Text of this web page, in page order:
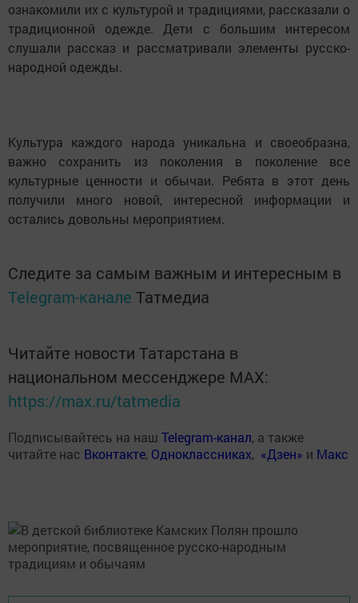
ознакомили их с культурой и традициями, рассказали о
традиционной одежде. Дети с большим интересом
слушали рассказ и рассматривали элементы русско-
народной одежды.
Культура каждого народа уникальна и своеобразна,
важно сохранить из поколения в поколение все
культурные ценности и обычаи. Ребята в этот день
получили много новой, интересной информации и
остались довольны мероприятием.
Следите за самым важным и интересным в
Telegram-канале Татмедиа
Читайте новости Татарстана в
национальном мессенджере MАХ:
https://max.ru/tatmedia
Подписывайтесь на наш Telegram-канал, а также
читайте нас Вконтакте, Одноклассниках, «Дзен» и Макс